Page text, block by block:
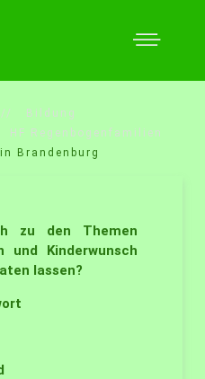
Bildung
HF Regenbogenfamilien
Brandenburg
zu den Themen
und Kinderwunsch
lassen?